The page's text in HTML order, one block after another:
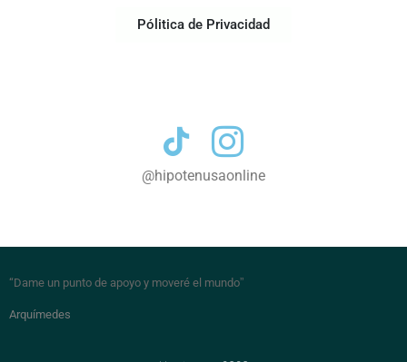
Pólitica de Privacidad
@hipotenusaonline
“Dame un punto de apoyo y moveré el mundo”
Arquímedes